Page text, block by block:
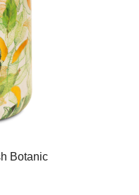
Botanic